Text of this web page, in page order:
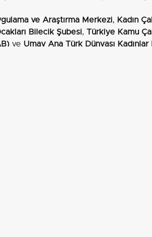
ve Araştırma Merkezi, Kadın
Bilecik Şubesi, Türkiye Kamu
ve Umay Ana Türk Dünyası